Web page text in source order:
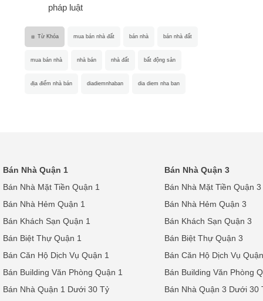
pháp luật
Từ Khóa mua bán nhà đất bán nhà bán nhà đất
mua bán nhà nhà bán nhà đất bất động sản
địa điểm nhà bán diadiemnhaban dia diem nha ban
Bán Nhà Quận 1
Bán Nhà Quận 3
Bán Nhà Mặt Tiền Quận 1
Bán Nhà Mặt Tiền Quận 3
Bán Nhà Hẻm Quận 1
Bán Nhà Hẻm Quận 3
Bán Khách Sạn Quận 1
Bán Khách Sạn Quận 3
Bán Biệt Thự Quận 1
Bán Biệt Thự Quận 3
Bán Căn Hộ Dịch Vụ Quận 1
Bán Căn Hộ Dịch Vụ
Bán Building Văn Phòng Quận 1
Bán Building Văn Phòng
Bán Nhà Quận 1 Dưới 30 Tỷ
Bán Nhà Quận 3 Dưới 30